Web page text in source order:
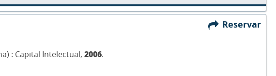
Reservar
: Capital Intelectual, 2006.